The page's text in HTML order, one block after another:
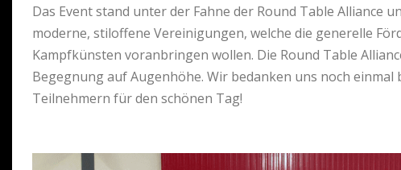
Das Event stand unter der Fahne der Round Table Alliance
moderne, stiloffene Vereinigungen, welche die generelle
Kampfkünsten voranbringen wollen. Die Round Table
Begegnung auf Augenhöhe. Wir bedanken uns noch
Teilnehmern für den schönen Tag!